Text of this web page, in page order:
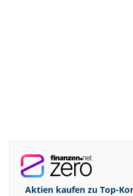
Aktien kaufen zu Top-